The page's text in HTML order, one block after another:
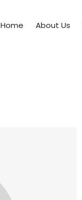
Home About Us